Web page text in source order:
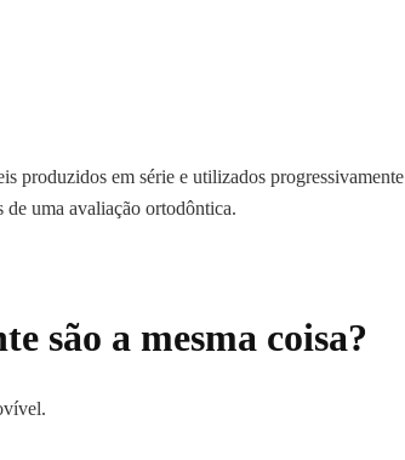
produzidos em série e utilizados progressivamente
de uma avaliação ortodôntica.
são a mesma coisa?